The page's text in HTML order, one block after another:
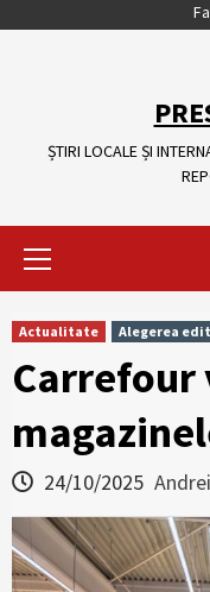
ȘTIRI LOCALE ȘI
Actualitate Alegerea
Carrefour
24/10/2025